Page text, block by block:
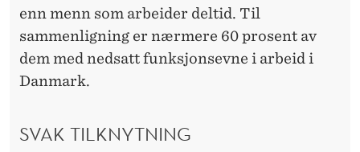
enn menn som arbeider deltid. Til
sammenligning er nærmere 60 prosent av
dem med nedsatt funksjonsevne i arbeid i
Danmark.
SVAK TILKNYTNING